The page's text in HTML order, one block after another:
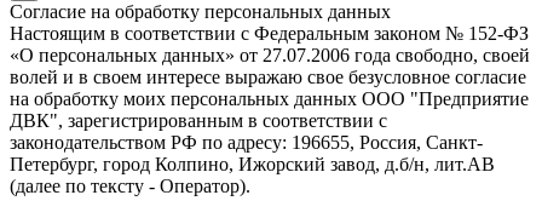
Согласие на обработку персональных данных
Настоящим в соответствии с Федеральным законом № 152-ФЗ
«О персональных данных» от 27.07.2006 года свободно, своей
волей и в своем интересе выражаю свое безусловное согласие
на обработку моих персональных данных ООО "Предприятие
ДВК", зарегистрированным в соответствии с
законодательством РФ по адресу: 196655, Россия, Санкт-
Петербург, город Колпино, Ижорский завод, д.б/н, лит.АВ
(далее по тексту - Оператор).